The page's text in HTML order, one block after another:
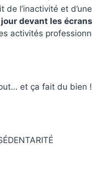
l’inactivité et
devant les écrans
activités
et ça fait du bien !